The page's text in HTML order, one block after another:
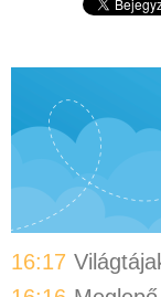
16:17